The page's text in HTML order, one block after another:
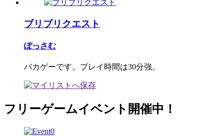
ブリブリクエスト
ぽっさむ
バカゲーです。プレイ時間は30分強。
フリーゲームイベント開催中！